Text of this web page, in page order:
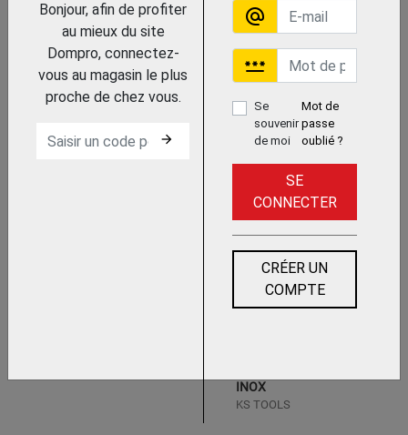
Trouvez le chez votre
REGLET FLEXIBLE EN
INOX
INOX
KS TOOLS
Bonjour, afin de profiter
au mieux du site
Dompro, connectez-
vous au magasin le plus
proche de chez vous.
arrow_forward
alternate_email
password
Se
souvenir
de moi
Mot de
passe
oublié ?
SE
CONNECTER
CRÉER UN
COMPTE